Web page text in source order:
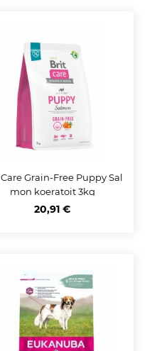
Grain-Free Puppy Sal
mon koeratoit 3kg
20,91 €